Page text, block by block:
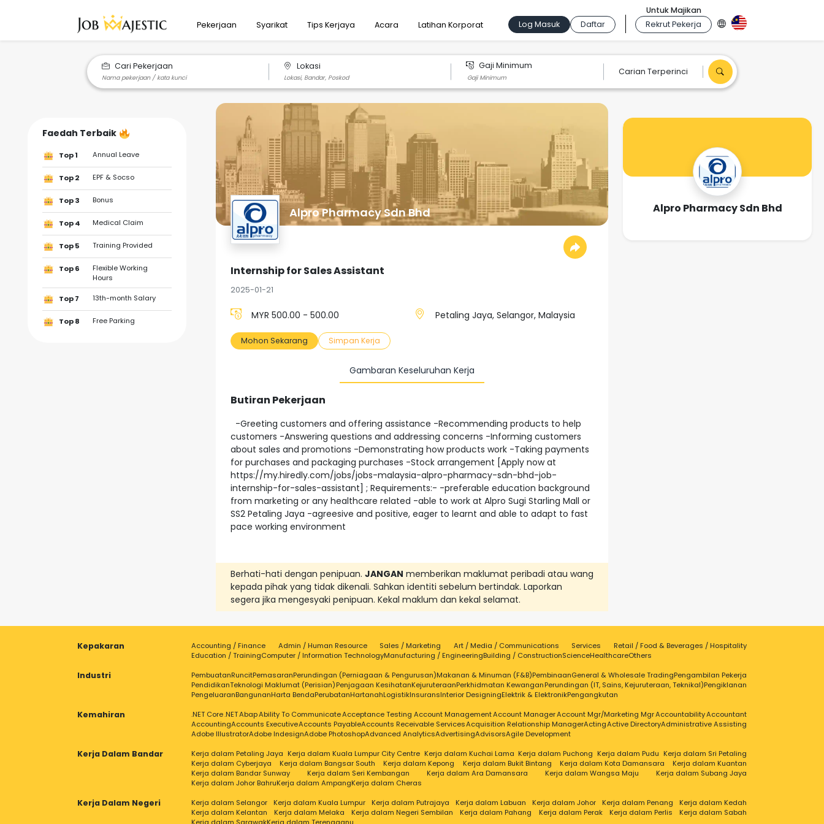
Pekerjaan Syarikat Tips Kerjaya Acara Latihan Korporat Log Masuk Daftar
Untuk Majikan
Rekrut Pekerja
Cari Pekerjaan Lokasi Gaji Minimum
Carian Terperinci
Faedah Terbaik
Top 1 Annual Leave
Top 2 EPF & Socso
Top 3 Bonus
Top 4 Medical Claim
Top 5 Training Provided
Top 6
Flexible Working
Hours
Top 7 13th-month Salary
Top 8 Free Parking
Alpro Pharmacy Sdn Bhd
Internship for Sales Assistant
2025-01-21
MYR 500.00 - 500.00 Petaling Jaya, Selangor, Malaysia
Mohon Sekarang Simpan Kerja
Gambaran Keseluruhan Kerja
Butiran Pekerjaan
-Greeting customers and offering assistance -Recommending products to help
customers -Answering questions and addressing concerns -Informing customers
about sales and promotions -Demonstrating how products work -Taking payments
for purchases and packaging purchases -Stock arrangement [Apply now at
https://my.hiredly.com/jobs/jobs-malaysia-alpro-pharmacy-sdn-bhd-job-
internship-for-sales-assistant] ; Requirements:- -preferable education background
from marketing or any healthcare related -able to work at Alpro Sugi Starling Mall or
SS2 Petaling Jaya -agreesive and positive, eager to learnt and able to adapt to fast
pace working environment
Berhati-hati dengan penipuan. JANGAN memberikan maklumat peribadi atau wang
kepada pihak yang tidak dikenali. Sahkan identiti sebelum bertindak. Laporkan
segera jika mengesyaki penipuan. Kekal maklum dan kekal selamat.
Alpro Pharmacy Sdn Bhd
Kepakaran Accounting / Finance Admin / Human Resource Sales / Marketing Art / Media / Communications Services
Retail / Food & Beverages / Hospitality
Education / TrainingComputer / Information TechnologyManufacturing / EngineeringBuilding / ConstructionScienceHealthcareOthers
Industri PembuatanRuncitPemasaranPerundingan (Perniagaan & Pengurusan)Makanan & Minuman (F&B)PembinaanGeneral & Wholesale TradingPengambilan Pekerja
PendidikanTeknologi Maklumat (Perisian)Penjagaan KesihatanKejuruteraanPerkhidmatan KewanganPerundingan (IT, Sains, Kejuruteraan, Teknikal)Pengiklanan
PengeluaranBangunanHarta BendaPerubatanHartanahLogistikInsuransInterior DesigningElektrik & ElektronikPengangkutan
Kemahiran .NET Core.NETAbapAbility To CommunicateAcceptance Testing Account ManagementAccount ManagerAccount Mgr/Marketing MgrAccountabilityAccountant
AccountingAccounts ExecutiveAccounts PayableAccounts Receivable ServicesAcquisition Relationship ManagerActingActive DirectoryAdministrative Assisting
Adobe IllustratorAdobe IndesignAdobe PhotoshopAdvanced AnalyticsAdvertisingAdvisorsAgile Development
Kerja Dalam Bandar Kerja dalam Petaling Jaya Kerja dalam Kuala Lumpur City Centre Kerja dalam Kuchai Lama Kerja dalam Puchong Kerja dalam Pudu Kerja dalam Sri Petaling
Kerja dalam Cyberjaya
Kerja dalam Bangsar South Kerja dalam Kepong Kerja dalam Bukit Bintang Kerja dalam Kota Damansara
Kerja dalam Kuantan
Kerja dalam Bandar Sunway
Kerja dalam Seri Kembangan Kerja dalam Ara Damansara Kerja dalam Wangsa Maju
Kerja dalam Subang Jaya
Kerja dalam Johor BahruKerja dalam AmpangKerja dalam Cheras
Kerja Dalam Negeri Kerja dalam Selangor Kerja dalam Kuala Lumpur Kerja dalam Putrajaya Kerja dalam Labuan Kerja dalam Johor Kerja dalam Penang
Kerja dalam Kedah
Kerja dalam Kelantan
Kerja dalam Melaka Kerja dalam Negeri Sembilan Kerja dalam Pahang Kerja dalam Perak Kerja dalam Perlis
Kerja dalam Sabah